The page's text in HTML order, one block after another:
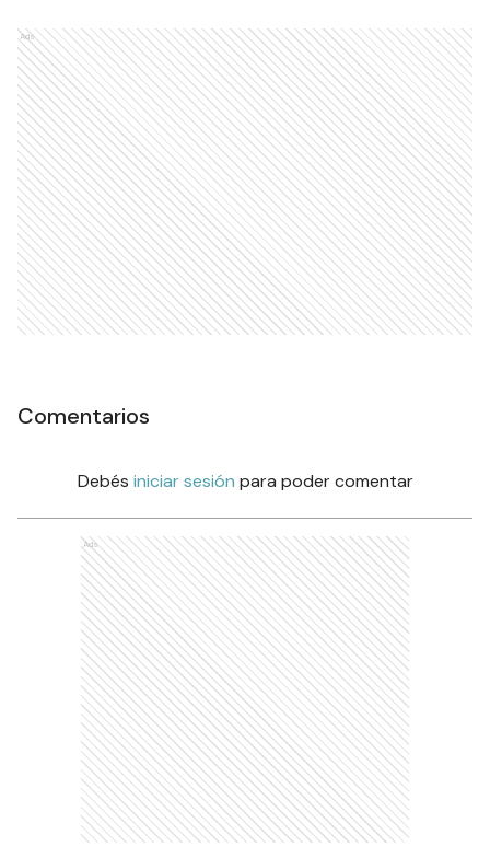
Ads
Comentarios
Debés iniciar sesión para poder comentar
Ads